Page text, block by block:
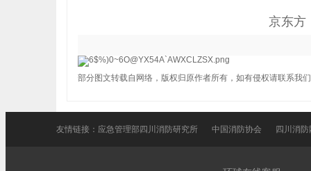
京东方
部分图文转载自网络，版权归原作者所有，如有侵权请联系我
友情链接： 应急管理部四川消防研究所 中国消防协会 四川消防